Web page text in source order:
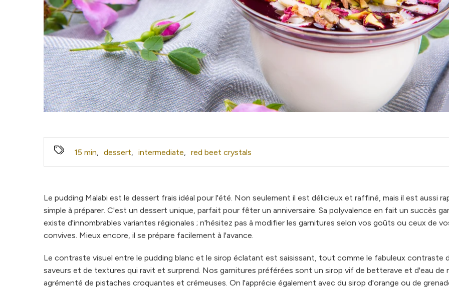
15 min, dessert, intermediate, red beet crystals
Le pudding Malabi est le dessert frais idéal pour l'été. Non seulement il est délicieux et raffiné, mais il est aussi
simple à préparer. C'est un dessert unique, parfait pour fêter un anniversaire. Sa polyvalence en fait un succès
existe d'innombrables variantes régionales ; n'hésitez pas à modifier les garnitures selon vos goûts ou ceux de
convives. Mieux encore, il se prépare facilement à l'avance.
Le contraste visuel entre le pudding blanc et le sirop éclatant est saisissant, tout comme le fabuleux contraste
saveurs et de textures qui ravit et surprend. Nos garnitures préférées sont un sirop vif de betterave et d'eau de
agrémenté de pistaches croquantes et crémeuses. On l'apprécie également avec du sirop d'orange ou de